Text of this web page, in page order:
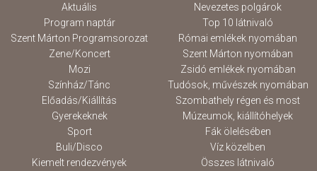
Aktuális
Program naptár
Szent Márton Programsorozat
Zene/Koncert
Mozi
Színház/Tánc
Előadás/Kiállítás
Gyerekeknek
Sport
Buli/Disco
Kiemelt rendezvények
Nevezetes polgárok
Top 10 látnivaló
Római emlékek nyomában
Szent Márton nyomában
Zsidó emlékek nyomában
Tudósok, művészek nyomában
Szombathely régen és most
Múzeumok, kiállítóhelyek
Fák ölelésében
Víz közelben
Összes látnivaló